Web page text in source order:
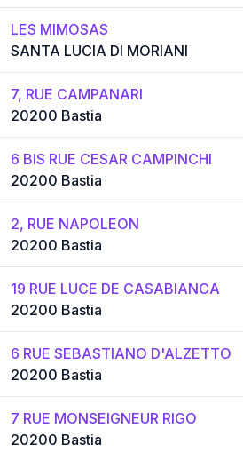
LES MIMOSAS
SANTA LUCIA DI MORIANI
7, RUE CAMPANARI
20200 Bastia
6 BIS RUE CESAR CAMPINCHI
20200 Bastia
2, RUE NAPOLEON
20200 Bastia
19 RUE LUCE DE CASABIANCA
20200 Bastia
6 RUE SEBASTIANO D'ALZETTO
20200 Bastia
7 RUE MONSEIGNEUR RIGO
20200 Bastia